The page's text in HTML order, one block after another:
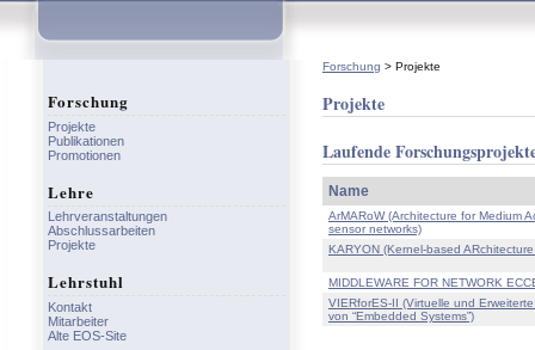
Forschung > Projekte
Projekte
Laufende
Name
ArMARoW (Architecture for Medium
sensor networks)
KARYON (Kernel-based
MIDDLEWARE FOR NETWORK
VIERforES-II (Virtuelle und
von “Embedded Systems”)
Forschung
Projekte
Publikationen
Promotionen
Lehre
Lehrveranstaltungen
Abschlussarbeiten
Projekte
Lehrstuhl
Kontakt
Mitarbeiter
Alte EOS-Site